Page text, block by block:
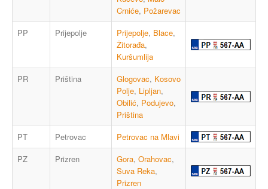
Crniće, Požarevac
PP
Prijepolje Prijepolje, Blace,
Žitorađa,
Kuršumlija
PR
Priština Glogovac, Kosovo
Polje, Lipljan,
Obilić, Podujevo,
Priština
PT
Petrovac
Petrovac na Mlavi
PZ
Prizren Gora, Orahovac,
Suva Reka,
Prizren